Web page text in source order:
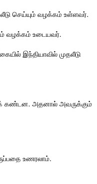
செய்யும் வழக்கம் உள்ளவர்.
வழக்கம் உடையவர்.
இந்தியாவில் முதலீடு
கண்டன. அதனால் அவருக்கும்
உணரலாம்.